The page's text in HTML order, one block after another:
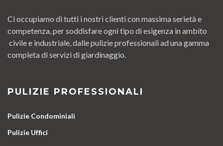
Ci occupiamo di tutti i nostri clienti con massima serietà e
competenza, per soddisfare ogni tipo di esigenza in ambito
civile e industriale, dalle pulizie professionali ad una gamma
completa di servizi di giardinaggio.
PULIZIE PROFESSIONALI
Pulizie Condominiali
Pulizie Uffici